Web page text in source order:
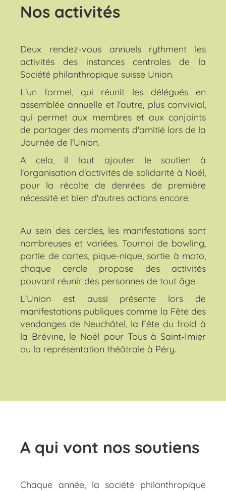
Nos activités
Deux rendez-vous annuels rythment les
activités des instances centrales de la
Société philanthropique suisse Union.
L'un formel, qui réunit les délégués en
assemblée annuelle et l'autre, plus convivial,
qui permet aux membres et aux conjoints
de partager des moments d'amitié lors de la
Journée de l'Union.
A cela, il faut ajouter le soutien à
l'organisation d'activités de solidarité à Noël,
pour la récolte de denrées de première
nécessité et bien d'autres actions encore.
Au sein des cercles, les manifestations sont
nombreuses et variées. Tournoi de bowling,
partie de cartes, pique-nique, sortie à moto,
chaque cercle propose des activités
pouvant réunir des personnes de tout âge.
L'Union est aussi présente lors de
manifestations publiques comme la Fête des
vendanges de Neuchâtel, la Fête du froid à
la Brévine, le Noël pour Tous à Saint-Imier
ou la représentation théâtrale à Péry.
A qui vont nos soutiens
Chaque année, la société philanthropique